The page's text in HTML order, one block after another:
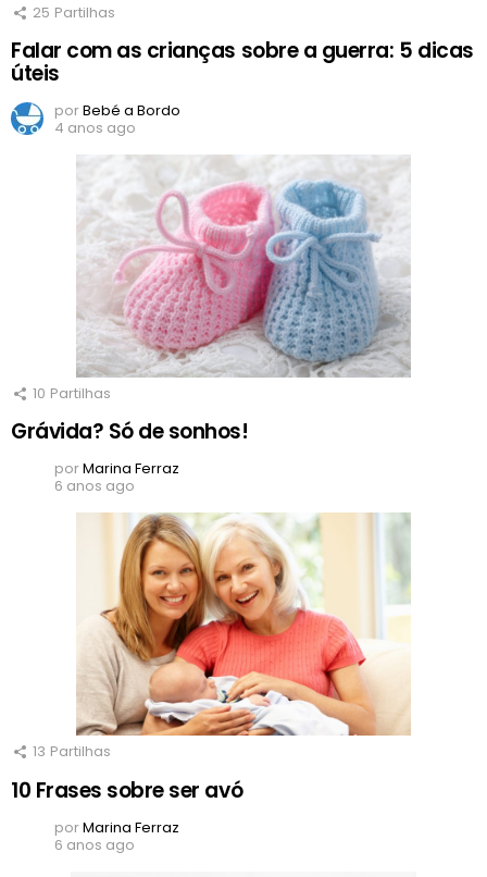
25 Partilhas
Falar com as crianças sobre a guerra: 5 dicas
úteis
porBebé a Bordo
4 anos ago
10 Partilhas
Grávida? Só de sonhos!
porMarina Ferraz
6 anos ago
13 Partilhas
10 Frases sobre ser avó
porMarina Ferraz
6 anos ago